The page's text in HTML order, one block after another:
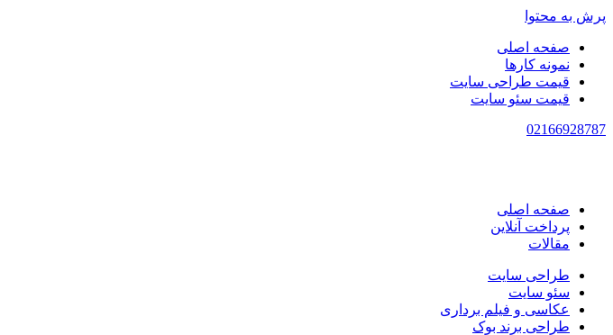
پرش به محتوا
صفحه اصلی
نمونه کارها
قیمت طراحی سایت
قیمت سئو سایت
02166928787
صفحه اصلی
پرداخت آنلاین
مقالات
طراحی سایت
سئو سایت
عکاسی و فیلم برداری
طراحی برند بوک